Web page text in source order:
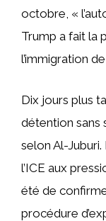
octobre, «
Trump a fait la
l’immigration
Dix jours plus
détention sans
selon Al-
l’ICE aux
été de
procédure